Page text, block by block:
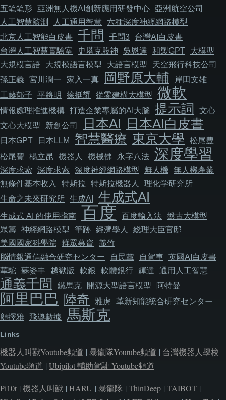
五笔笔形
亞洲無人機AI創新應用研發中心 亞洲航空公司
人工智慧監測
人工通用智慧
六種深度神經網路模型
北京人工智能白皮書 千問 千問3
台灣AI白皮書
台灣人工智慧實驗室
史塔克股神 吳恩達 和製GPT
大模型
大規模言語
大規模語言模型 大語言模型
天空飛行科技公司
孫正義
宮川潤一 家入一真 岡野原大輔
岸田文雄
工藤郁子
平將明 徐挺耀 從零建構大模型 微軟
情報處理推進機構 打造企業專屬的AI大腦 提示詞
文心
文心大模型
新創公司 日本AI 日本AI白皮書
日本GPT 日本LLM 智慧醫療 東京大學
松尾豊
松尾豐
楊立昆 機器人 機械佛 永字八法 深度學習
深度求索 深度求索 深度神經網路模型 無人機 無人機產業
無條件基本收入
特斯拉 特斯拉機器人
理化学研究所
生命之未來研究所 生成AI 生成式AI
生成式 AI 的使用指南 百度 百度輸入法 盤古大模型
眾籌
神經網路模型 筆跡 經濟學人
総理大臣官邸
美國國家科學院
群眾募資
義竹
脳情報通信融合研究センター
自民黨 自駕車 英國AI白皮書
華駝 蘇姿丰 越獄版 軟銀 軟體銀行 輝達 通用人工智慧
通義千問 鐵馬克 開源大型語言模型 阿特曼
阿里巴巴 陸奇 雅虎
革新知能統合研究センター
顏擇雅 飛槳數據 馬斯克
Links
機器人叫獸Youtube頻道 | 暴龍隊Youtube頻道 | 台灣機器人學校
Youtube頻道 | Ubipilot 輔助駕駛 Youtube頻道
Pi10t | 機器人叫獸 | HARU | 暴龍隊 | ThinDeep | TAIBOT |